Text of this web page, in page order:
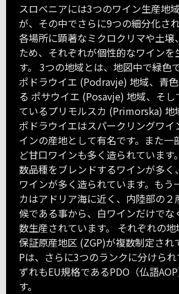
スロベニアには3つのワイン生産地
が、その中でさらに9つの細分化さ
各場所に顕著なミクロクリマや土壌
ため、それぞれが個性的なワインを
す。 3つの地域とは、地図中で緑色
ポドラウイエ (Podravje) 地域、青
る ポサウイエ (Posavje) 地域、そ
ているプリモルスカ (Primorska) 地
ポドラウイエはスパークリングワイ
インの産地として有名です。また一
ど甘口ワインも多く造られています
数品種をブレンドするワインが多く
ワインが多く造られています。もう
カはアドリア海に近く、内陸部の
候である事から、白ワインだけでな
数生産されています。 それぞれの
保証原産地区 (ZGP)が複数制定され
Pは、さらに3つのランクに分けら
ずれもEU規格であるPDO（仏語
す。